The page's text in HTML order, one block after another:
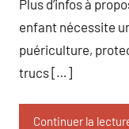
Plus d’infos à
enfant nécessite
puériculture,
trucs […]
Continuer la